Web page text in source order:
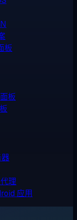
板
板
理
应用